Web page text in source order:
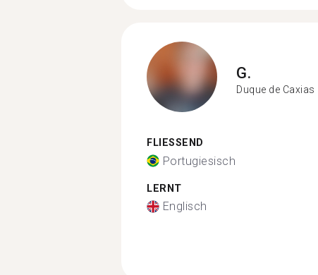
G.
Duque de Caxias
FLIESSEND
Portugiesisch
LERNT
Englisch